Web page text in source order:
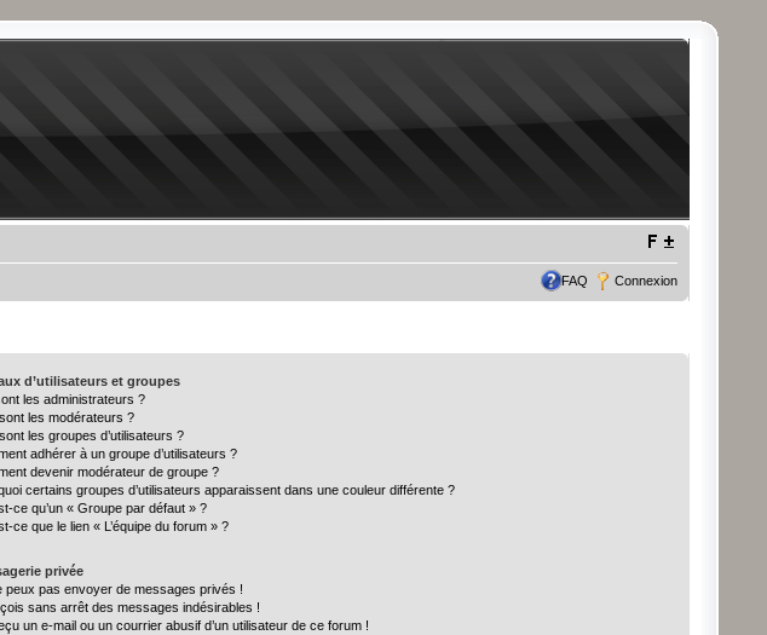
FAQ Connexion
d’utilisateurs et groupes
les administrateurs ?
les modérateurs ?
les groupes d’utilisateurs ?
adhérer à un groupe d’utilisateurs ?
devenir modérateur de groupe ?
certains groupes d’utilisateurs apparaissent dans une couleur différente ?
ce qu’un « Groupe par défaut » ?
ce que le lien « L’équipe du forum » ?
privée
peux pas envoyer de messages privés !
sans arrêt des messages indésirables !
un e-mail ou un courrier abusif d’un utilisateur de ce forum !